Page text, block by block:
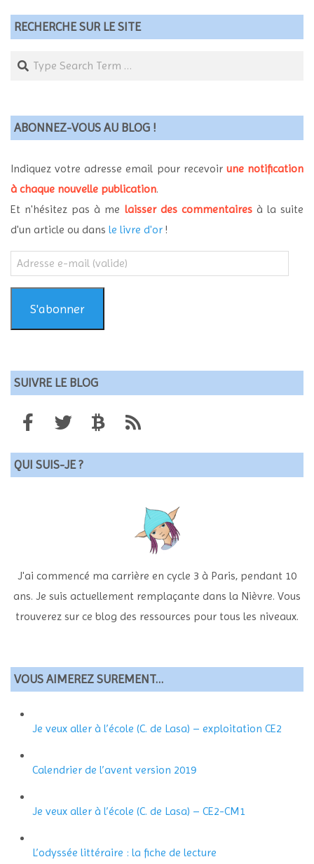
RECHERCHE SUR LE SITE
Search
ABONNEZ-VOUS AU BLOG !
Indiquez votre adresse email pour recevoir une notification
à chaque nouvelle publication.
Et n'hésitez pas à me laisser des commentairesà la suite
d'un article ou dans le livre d'or !
Adresse
e-
mail
(valide)S'abonner
SUIVRE LE BLOG
QUI SUIS-JE ?
J'ai commencé ma carrière en cycle 3 à Paris, pendant 10
ans. Je suis actuellement remplaçante dans la Nièvre. Vous
trouverez sur ce blog des ressources pour tous les niveaux.
VOUS AIMEREZ SUREMENT…
Je veux aller à l’école (C. de Lasa) – exploitation CE2
Calendrier de l’avent version 2019
Je veux aller à l’école (C. de Lasa) – CE2-CM1
L’odyssée littéraire : la fiche de lecture